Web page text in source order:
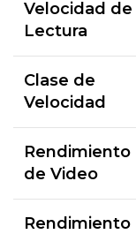
Velocidad de
Lectura
Clase de
Velocidad
Rendimiento
de Video
Rendimiento